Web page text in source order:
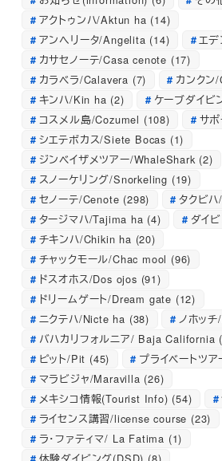
アクトゥンハ/Aktun ha (14)
アンへリータ/Angelita (14) エ
カサセノーテ/Casa cenote (17)
カラベラ/Calavera (7) カンクン
キンハ/Kin ha (2) ケーブダイ
コスメル島/Cozumel (108) サ
シエテボカス/Siete Bocas (1)
ジンベイザメツアー/WhaleShark(2)
スノーケリング/Snorkeling (19)
セノーテ/Cenote (298) タクビ
タージマハ/Tajima ha (4) ダイ
チキンハ/Chikin ha (20)
チャックモール/Chac mool (96)
ドスオホス/Dos ojos (91)
ドリームゲート/Dream gate (12)
ニクテハ/Nicte ha (38) ノホッ
バハカリフォルニア/ Baja California
ピット/Pit (45) プライベートツ
マラビジャ/Maravilla (26)
メキシコ情報(Tourist Info) (54)
ライセンス講習/license course (23)
ラ・ファティマ/ La Fatima (1)